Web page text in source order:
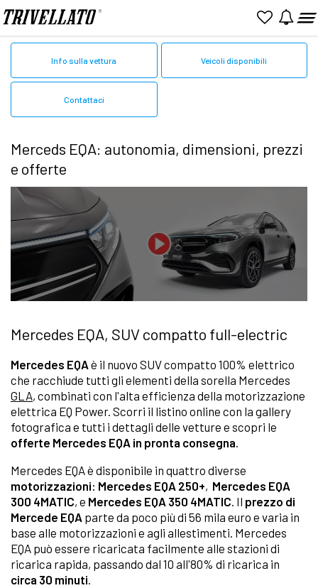
Home Mercedes
Info sulla vettura Veicoli disponibili
Contattaci
Merceds EQA: autonomia, dimensioni, prezzi
e offerte
Mercedes EQA, SUV compatto full-electric
Mercedes EQA è il nuovo SUV compatto 100% elettrico
che racchiude tutti gli elementi della sorella Mercedes
GLA, combinati con l'alta efficienza della motorizzazione
elettrica EQ Power. Scorri il listino online con la gallery
fotografica e tutti i dettagli delle vetture e scopri le
offerte Mercedes EQA in pronta consegna.
Mercedes EQA è disponibile in quattro diverse
motorizzazioni: Mercedes EQA 250+, Mercedes EQA
300 4MATIC, e Mercedes EQA 350 4MATIC. Il prezzo di
Mercede EQA parte da poco più di 56 mila euro e varia in
base alle motorizzazioni e agli allestimenti. Mercedes
EQA può essere ricaricata facilmente alle stazioni di
ricarica rapida, passando dal 10 all'80% di ricarica in
circa 30 minuti.